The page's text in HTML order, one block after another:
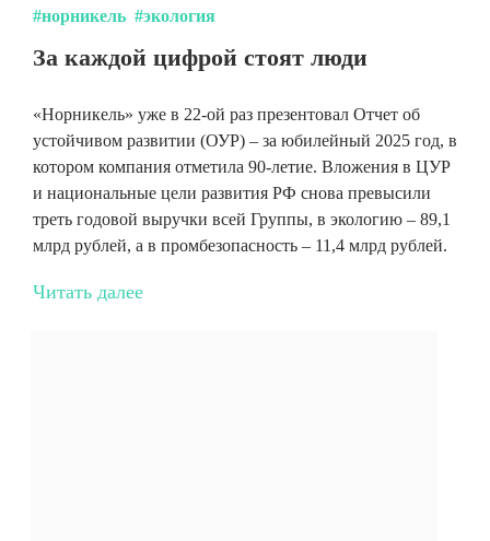
#норникель #экология
За каждой цифрой стоят люди
«Норникель» уже в 22-ой раз презентовал Отчет об
устойчивом развитии (ОУР) – за юбилейный 2025 год, в
котором компания отметила 90-летие. Вложения в ЦУР
и национальные цели развития РФ снова превысили
треть годовой выручки всей Группы, в экологию – 89,1
млрд рублей, а в промбезопасность – 11,4 млрд рублей.
Читать далее